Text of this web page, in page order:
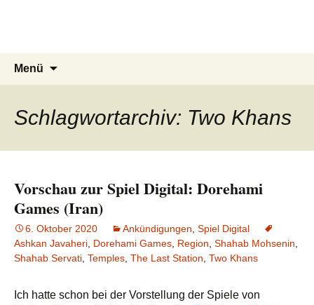
Menü
Schlagwortarchiv: Two Khans
Vorschau zur Spiel Digital: Dorehami
Games (Iran)
6. Oktober 2020 Ankündigungen Spiel Digital
Ashkan Javaheri Dorehami Games Region Shahab Mohsenin
Shahab Servati Temples The Last Station Two Khans
Ich hatte schon bei der Vorstellung der Spiele von